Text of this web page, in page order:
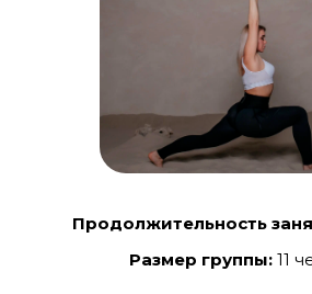
Размер группы: 11
Продолжительность